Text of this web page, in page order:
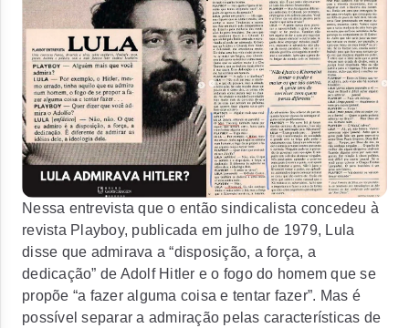
Nessa entrevista que o então sindicalista concedeu à
revista Playboy, publicada em julho de 1979, Lula
disse que admirava a “disposição, a força, a
dedicação” de Adolf Hitler e o fogo do homem que se
propõe “a fazer alguma coisa e tentar fazer”. Mas é
possível separar a admiração pelas características de